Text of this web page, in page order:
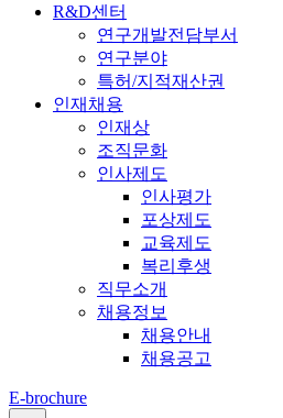
R&D센터
연구개발전담부서
연구분야
특허/지적재산권
인재채용
인재상
조직문화
인사제도
인사평가
포상제도
교육제도
복리후생
직무소개
채용정보
채용안내
채용공고
E-brochure